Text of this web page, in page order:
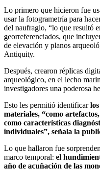
Lo primero que hicieron fue
usar la fotogrametría para
del naufragio, “lo que resultó
georreferenciados, que
de elevación y planos
Antiquity.
Después, crearon réplicas
arqueológico, en el lecho
investigadores una poderosa
Esto les permitió identificarlos
materiales, “como
como características
individuales”, señala la
Lo que hallaron fue
marco temporal: el
año de acuñación de las